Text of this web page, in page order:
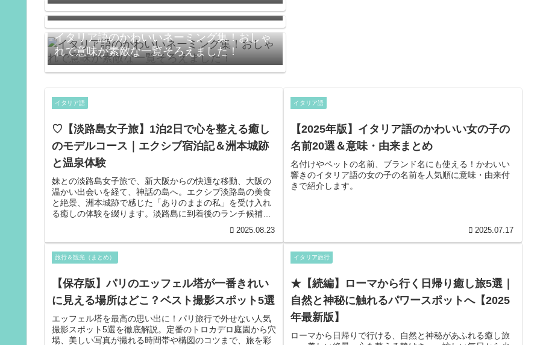
まとめ
イタリア語のかわいいネーミング集！おしゃ
れで意味が素敵な一覧そろえました！
イタリア語
♡【淡路島女子旅】1泊2日で心を整える癒し
のモデルコース｜エクシブ宿泊記＆洲本城跡
と温泉体験
妹との淡路島女子旅で、新大阪からの快適な移動、大阪の
温かい出会いを経て、神話の島へ。エクシブ淡路島の美食
と絶景、洲本城跡で感じた「ありのままの私」を受け入れ
る癒しの体験を綴ります。淡路島に到着後のランチ候補
沢な時間の始まりをあなたに。🔸メタキーワード（旧式
SEOだけど一応）淡路島 女子旅, エクシブ淡路島 宿泊記,
洲本城跡, 淡路島 温泉, 渦潮 クルーズ, 癒しの旅, パワース
4,000文字とちょうど良いボリュームだよ！SEO的にも十
分だけど、写真・見出し・内部リンクをしっかり入れると
もっと強くなるよ💪✅ アフィリエイト提案（この旅に合う
方✅ 宿泊予約 じゃらん、楽天トラベル、一休.com エクシ
ブ予約ページや「他のおすすめ宿」✅ レンタカー たびら
2025.08.23
イタリア語
【2025年版】イタリア語のかわいい女の子の
名前20選＆意味・由来まとめ
名付けやペットの名前、ブランド名にも使える！かわいい
響きのイタリア語の女の子の名前を人気順に意味・由来付
きで紹介します。
2025.07.17
旅行＆観光（まとめ）
【保存版】パリのエッフェル塔が一番きれい
に見える場所はどこ？ベスト撮影スポット5選
エッフェル塔を最高の思い出に！パリ旅行で外せない人気
撮影スポット5選を徹底解説。定番のトロカデロ庭園から穴
場、美しい写真が撮れる時間帯や構図のコツまで、旅を彩
イタリア旅行
★【続編】ローマから行く日帰り癒し旅5選｜
自然と神秘に触れるパワースポットへ【2025
年最新版】
ローマから日帰りで行ける、自然と神秘があふれる癒し旅